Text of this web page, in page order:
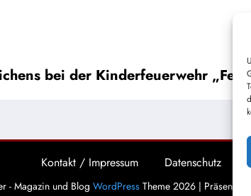
bei der Kinderfeuerwehr
Kontakt / Impressum Datenschutz
- Magazin und Blog WordPressTheme 2026 | Präsentiert